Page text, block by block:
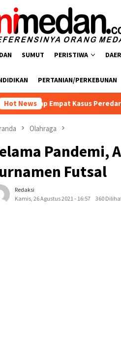
SUMUT PERISTIWA
PERTANIAN/PERKEBUNAN
Hot NewsKasus Peredaran
Olahraga
Pandemi,
Futsal
Redaksi
Kamis, 26 Agustus 2021 - 16:57
360